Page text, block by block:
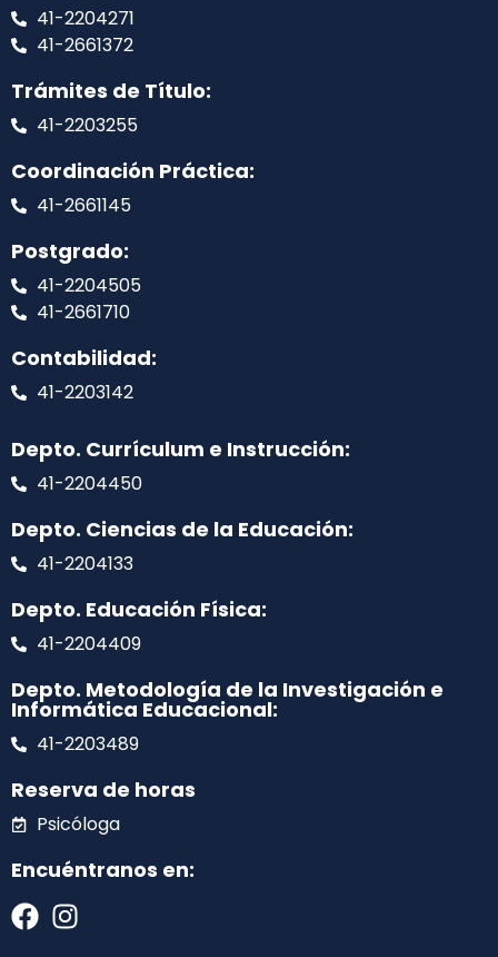
41-2204271
41-2661372
Trámites de Título:
41-2203255
Coordinación Práctica:
41-2661145
Postgrado:
41-2204505
41-2661710
Contabilidad:
41-2203142
Depto. Currículum e Instrucción:
41-2204450
Depto. Ciencias de la Educación:
41-2204133
Depto. Educación Física:
41-2204409
Depto. Metodología de la Investigación e
Informática Educacional:
41-2203489
Reserva de horas
Psicóloga
Encuéntranos en: